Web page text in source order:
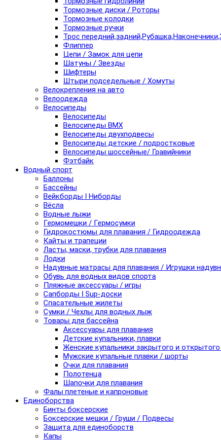
Тормозные диски / Роторы
Тормозные колодки
Тормозные ручки
Трос
Флиппер
Цепи / Замок для цепи
Шатуны / Звезды
Шифтеры
Штыри подседельные / Хомуты
Велокрепления на авто
Велоодежда
Велосипеды
Велосипеды
Велосипеды BMX
Велосипеды двухподвесы
Велосипеды детские / подростковые
Велосипеды шоссейные/ Гравийники
Фэтбайк
Водный спорт
Баллоны
Бассейны
Вейкборды I Ниборды
Вёсла
Водные лыжи
Гермомешки / Гермосумки
Гидрокостюмы для плавания / Гидроодежда
Кайты и трапеции
Ласты, маски, трубки для плавания
Лодки
Надувные матрасы для плавания / Игрушки
Обувь для водных видов спорта
Пляжные аксессуары / игры
Сапборды I Sup-доски
Спасательные жилеты
Сумки / Чехлы для водных лыж
Товары для бассейна
Аксессуары для плавания
Детские купальники, плавки
Женские купальники закрытого и
Мужские купальные плавки / шорты
Очки для плавания
Полотенца
Шапочки для плавания
Фалы плетеные и капроновые
Единоборства
Бинты боксерские
Боксерские мешки / Груши / Подвесы
Защита для единоборств
Капы